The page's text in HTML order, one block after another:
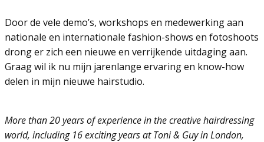
Door de vele demo’s, workshops en medewerking aan
nationale en internationale fashion-shows en fotoshoots
drong er zich een nieuwe en verrijkende uitdaging aan.
Graag wil ik nu mijn jarenlange ervaring en know-how
delen in mijn nieuwe hairstudio.
More than 20 years of experience in the creative hairdressing
world, including 16 exciting years at Toni & Guy in London,